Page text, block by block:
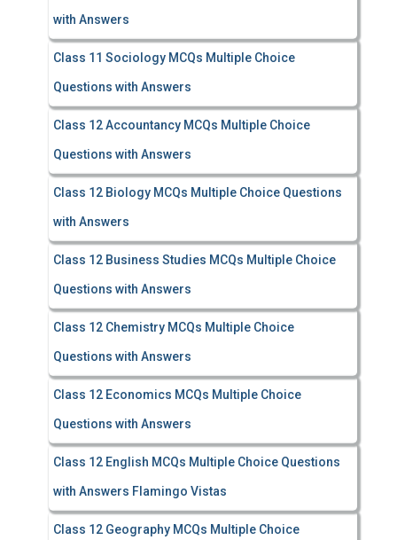
with Answers
Class 11 Sociology MCQs Multiple Choice
Questions with Answers
Class 12 Accountancy MCQs Multiple Choice
Questions with Answers
Class 12 Biology MCQs Multiple Choice Questions
with Answers
Class 12 Business Studies MCQs Multiple Choice
Questions with Answers
Class 12 Chemistry MCQs Multiple Choice
Questions with Answers
Class 12 Economics MCQs Multiple Choice
Questions with Answers
Class 12 English MCQs Multiple Choice Questions
with Answers Flamingo Vistas
Class 12 Geography MCQs Multiple Choice